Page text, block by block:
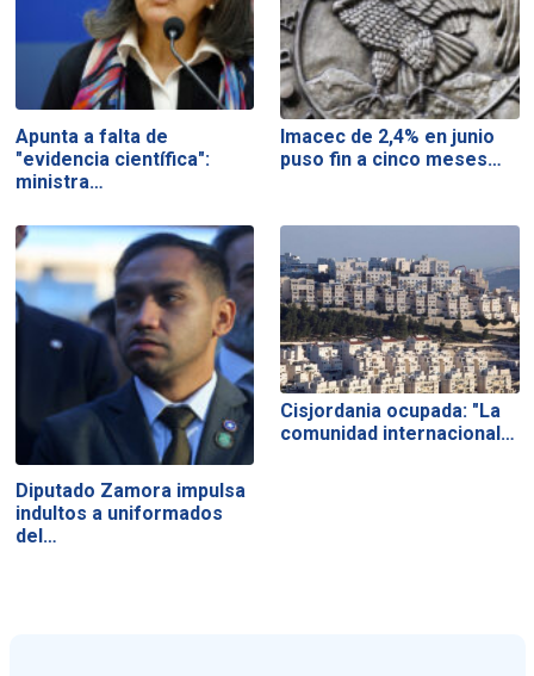
Apunta a falta de
"evidencia científica":
ministra…
Imacec de 2,4% en junio
puso fin a cinco meses…
Diputado Zamora impulsa
indultos a uniformados
del…
Cisjordania ocupada: "La
comunidad internacional…